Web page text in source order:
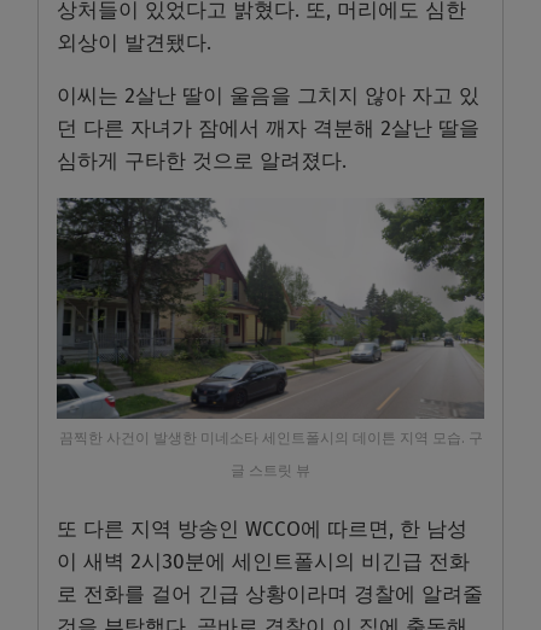
상처들이 있었다고 밝혔다. 또, 머리에도 심한
외상이 발견됐다.
이씨는 2살난 딸이 울음을 그치지 않아 자고 있
던 다른 자녀가 잠에서 깨자 격분해 2살난 딸을
심하게 구타한 것으로 알려졌다.
끔찍한 사건이 발생한 미네소타 세인트폴시의 데이튼 지역 모습. 구
글 스트릿 뷰
또 다른 지역 방송인 WCCO에 따르면, 한 남성
이 새벽 2시30분에 세인트폴시의 비긴급 전화
로 전화를 걸어 긴급 상황이라며 경찰에 알려줄